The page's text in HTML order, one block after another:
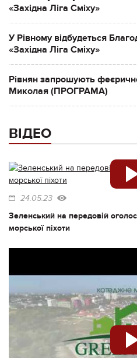
«Західна Ліга Сміху»
У Рівному відбудеться
«Західна Ліга Сміху»
Рівнян запрошують
Миколая (ПРОГРАМА)
ВІДЕО
24.05.23
Зеленський на передовій
морської піхоти